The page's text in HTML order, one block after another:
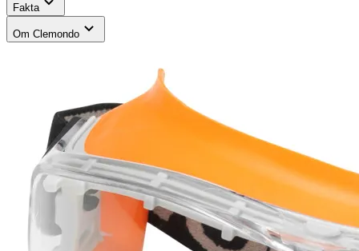
Fakta
Om Clemondo